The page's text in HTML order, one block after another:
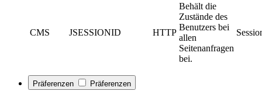
CMS JSESSIONID HTTP
Behält die
Zustände des
Benutzers bei
allen
Seitenanfragen
bei.
Präferenzen Präferenzen